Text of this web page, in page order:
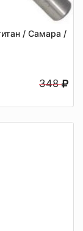
/ Самара /
348